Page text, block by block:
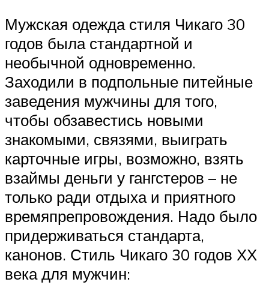
Мужская одежда стиля Чикаго 30
годов была стандартной и
необычной одновременно.
Заходили в подпольные питейные
заведения мужчины для того,
чтобы обзавестись новыми
знакомыми, связями, выиграть
карточные игры, возможно, взять
взаймы деньги у гангстеров – не
только ради отдыха и приятного
времяпрепровождения. Надо было
придерживаться стандарта,
канонов. Стиль Чикаго 30 годов ХХ
века для мужчин: